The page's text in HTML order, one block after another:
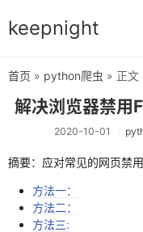
keepnight
首页 » python爬虫 » 正文
解决浏览器禁用
2020-10-01
摘要：应对常见的网页禁
方法一：
方法二：
方法三: